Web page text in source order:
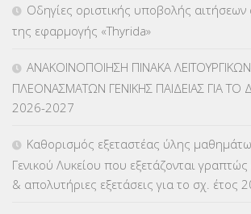
ΛΟΙΠΑ(309)
ΜΕΤΑΘΕΣΕΙΣ-ΤΟΠΟΘΕΤΗΣΕΙΣ ΒΕΛΤΙΩΣΕΙΣ
ΜΕΤΑΦΟΡΑ ΜΑΘΗΤΩΝ(3)
Οδηγίες οριστικής υποβολής
της εφαρμογής «Thyrida»
ΑΝΑΚΟΙΝΟΠΟΙΗΣΗ ΠΙΝΑΚΑ
ΠΛΕΟΝΑΣΜΑΤΩΝ ΓΕΝΙΚΗΣ ΠΑΙΔΕΙΑΣ ΓΙΑ ΤΟ
2026-2027
Καθορισμός εξεταστέας ύλης μαθημάτων
Γενικού Λυκείου που εξετάζονται
& απολυτήριες εξετάσεις για το σχ. έτος